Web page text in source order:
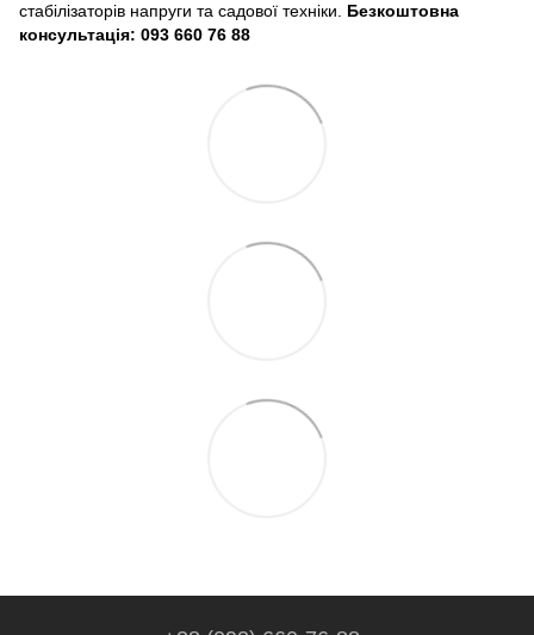
стабілізаторів напруги та садової техніки. Безкоштовна
консультація: 093 660 76 88